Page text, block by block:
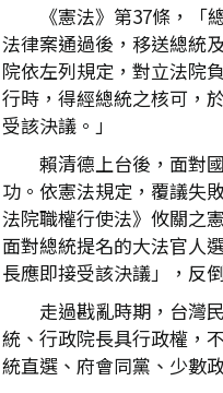
《憲法》第37條，
法律案通過後，移送總統
院依左列規定，對立法院
行時，得經總統之核可，
受該決議。」
賴清德上台後，面對
功。依憲法規定，覆議失
法院職權行使法》攸關之
面對總統提名的大法官人
長應即接受該決議」，反
走過戡亂時期，台灣
統、行政院長具行政權，
統直選、府會同黨、少數